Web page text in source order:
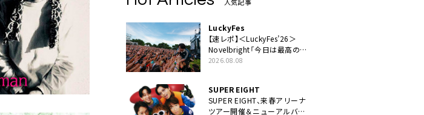
LuckyFes
【速レポ】＜LuckyFes’26＞
Novelbright「今日は最高のフ
ェス日和。最高の休日を、最
2026.08.08
SUPER EIGHT
SUPER EIGHT、来春アリーナ
ツアー開催＆ニューアルバム